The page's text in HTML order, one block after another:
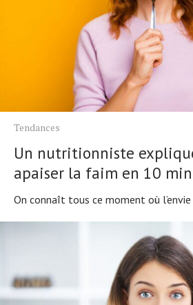
Tendances
Un nutritionniste
apaiser la faim en 10
On connaît tous ce moment où